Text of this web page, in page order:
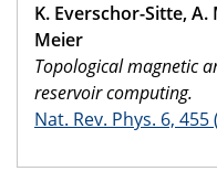
K. Everschor-Sitte,
Meier
Topological magnetic
reservoir computing.
Nat. Rev. Phys. 6, 455